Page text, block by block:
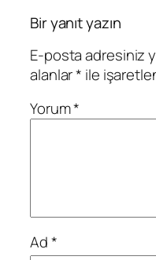
Bir yanıt yazın
E-posta adresiniz
alanlar* ile
Yorum*
Ad*